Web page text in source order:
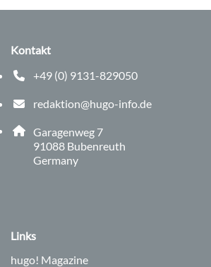
Kontakt
+49 (0) 9131-829050
Telefonnummer: 0 9 1 3 1 8 2 9 0 5 0
redaktion@hugo-info.de
E-Mail Adresse: redaktion@hugo-info.de
Adresse:
Garagenweg 7
91088 , 9 1 0 8 8
Bubenreuth
Germany
Links
hugo! Magazine